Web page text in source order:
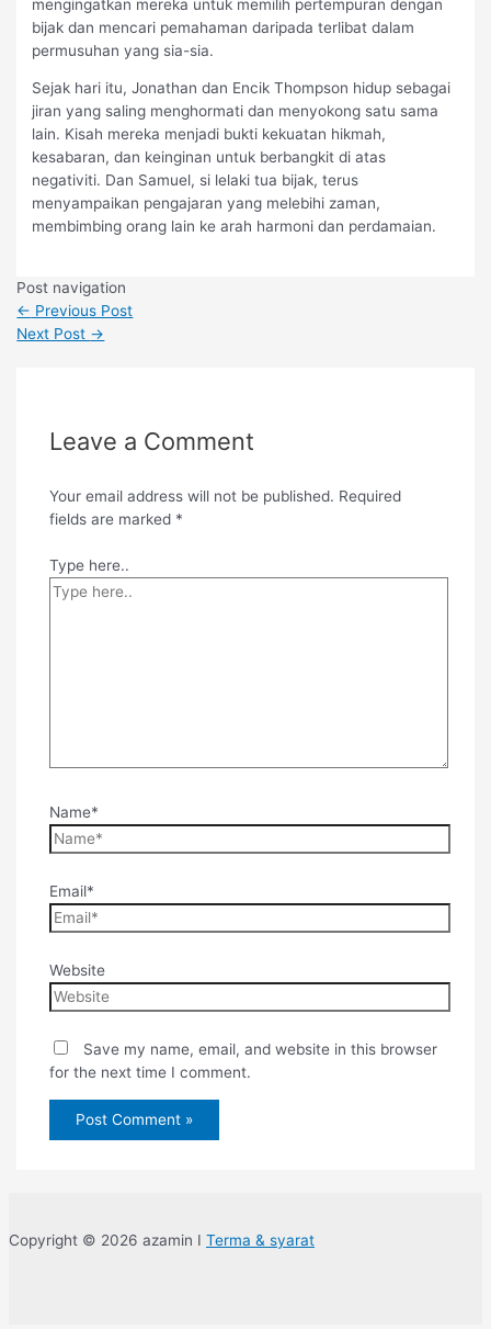
mengingatkan mereka untuk memilih pertempuran dengan
bijak dan mencari pemahaman daripada terlibat dalam
permusuhan yang sia-sia.
Sejak hari itu, Jonathan dan Encik Thompson hidup sebagai
jiran yang saling menghormati dan menyokong satu sama
lain. Kisah mereka menjadi bukti kekuatan hikmah,
kesabaran, dan keinginan untuk berbangkit di atas
negativiti. Dan Samuel, si lelaki tua bijak, terus
menyampaikan pengajaran yang melebihi zaman,
membimbing orang lain ke arah harmoni dan perdamaian.
Post navigation
← Previous Post
Next Post →
Leave a Comment
Your email address will not be published. Required
fields are marked *
Type here..
Name*
Email*
Website
Save my name, email, and website in this browser
for the next time I comment.
Copyright © 2026 azamin I Terma & syarat